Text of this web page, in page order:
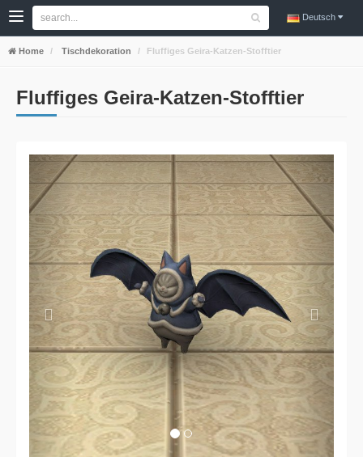
Deutsch
Home Tischdekoration Fluffiges Geira-Katzen-Stofftier
Fluffiges Geira-Katzen-Stofftier